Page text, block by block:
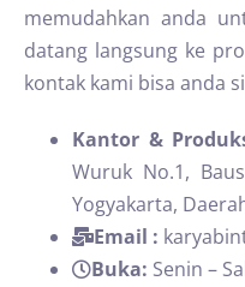
memudahkan anda
datang langsung ke
kontak kami bisa anda
Kantor &
Wuruk No.1,
Yogyakarta,
Email :
Buka: Senin –